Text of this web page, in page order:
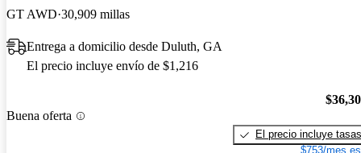
GT AWD 30,909 millas
Entrega a domicilio desde Duluth, GA
El precio incluye envío de $1,216
Buena oferta
El precio incluye tasas
$753/mes